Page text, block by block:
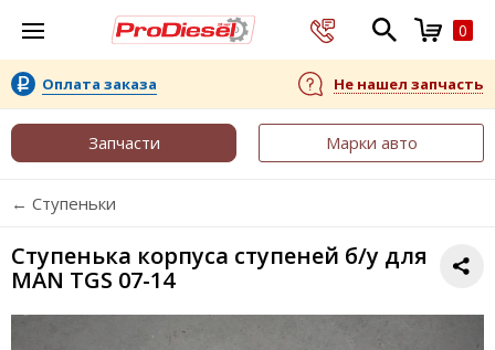
0
Оплата заказа Не нашел запчасть
Запчасти Марки авто
← Ступеньки
Ступенька корпуса ступеней б/у для
MAN TGS 07-14